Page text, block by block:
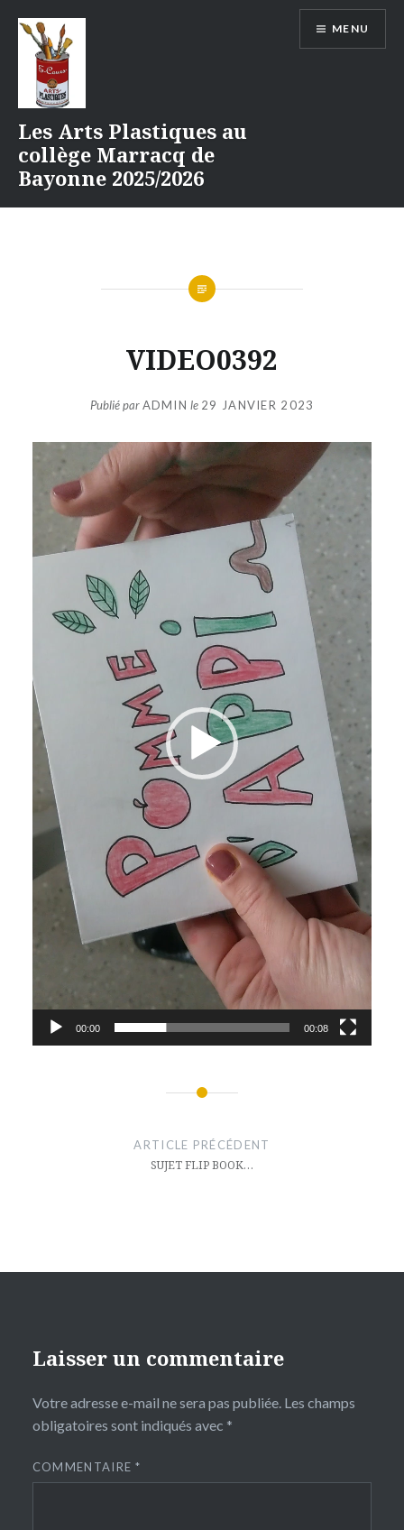
contenu
Les Arts Plastiques au
collège Marracq de
Bayonne 2025/2026
MENU
VIDEO0392
Publié parADMIN le 29 JANVIER 2023
Lecteur
vidéo
00:00 00:08
ARTICLE PRÉCÉDENT
SUJET FLIP BOOK…
Laisser un commentaire
Votre adresse e-mail ne sera pas publiée. Les champs
obligatoires sont indiqués avec *
COMMENTAIRE*